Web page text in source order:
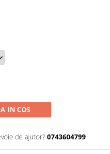
IN COS
de ajutor? 0743604799